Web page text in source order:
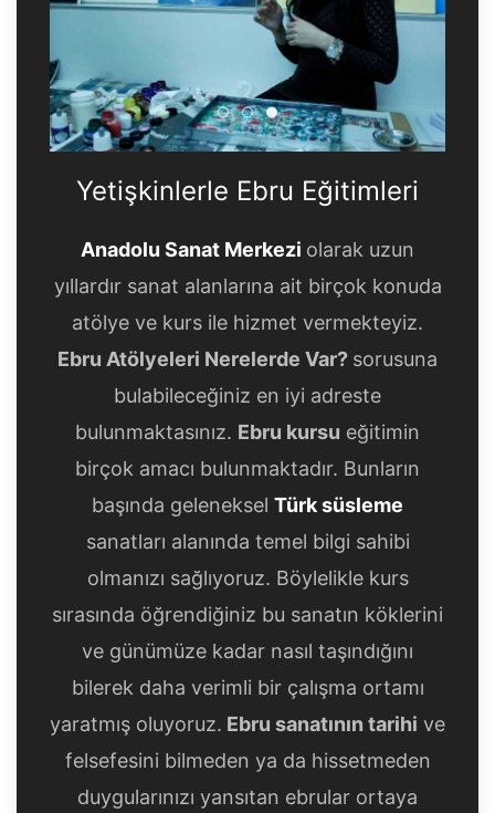
Yetişkinlerle Ebru Eğitimleri
Yetişkinlerle Ebru
Yetişkinlerle Ebru
Yetişkinlerle Ebru Eğitimleri
Anadolu Sanat Merkezi olarak uzun
yıllardır sanat alanlarına ait birçok konuda
atölye ve kurs ile hizmet vermekteyiz.
Ebru Atölyeleri Nerelerde Var? sorusuna
bulabileceğiniz en iyi adreste
bulunmaktasınız. Ebru kursu eğitimin
birçok amacı bulunmaktadır. Bunların
başında geleneksel Türk süsleme
sanatları alanında temel bilgi sahibi
olmanızı sağlıyoruz. Böylelikle kurs
sırasında öğrendiğiniz bu sanatın köklerini
ve günümüze kadar nasıl taşındığını
bilerek daha verimli bir çalışma ortamı
yaratmış oluyoruz. Ebru sanatının tarihi ve
felsefesini bilmeden ya da hissetmeden
duygularınızı yansıtan ebrular ortaya